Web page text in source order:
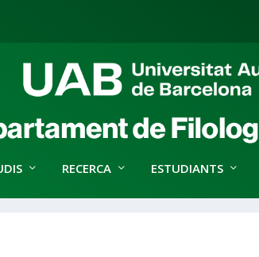
RECERCA ESTUDIANTS